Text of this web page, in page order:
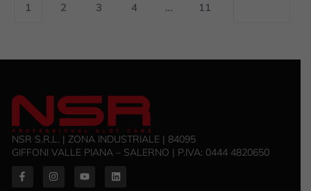
1 2 3 4 … 11
NSR S.R.L. | ZONA INDUSTRIALE | 84095
GIFFONI VALLE PIANA – SALERNO | P.IVA: ‭0444 4820650‬